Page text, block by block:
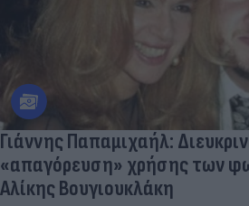
Γιάννης Παπαμιχαήλ:
«απαγόρευση» χρήσης των
Αλίκης Βουγιουκλάκη